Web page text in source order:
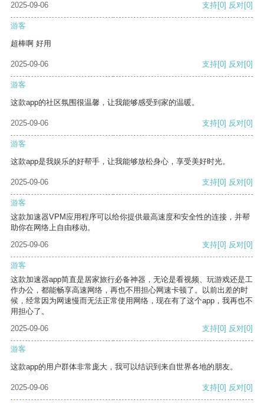
2025-09-06
支持[0] 反对[0]
游客
超棒啊 好用
2025-09-06 支持[0] 反对[0]
游客
这款app的社区氛围很温馨，让我能够感受到家的温暖。
2025-09-06 支持[0] 反对[0]
游客
这款app是我娱乐的好帮手，让我能够放松身心，享受美好时光。
2025-09-06 支持[0] 反对[0]
游客
这款加速器VPM应用程序可以给你提供最高速度和安全性的连接，并帮
助你在网络上自由移动。
2025-09-06
支持[0] 反对[0]
游客
这款加速器app简直是居家旅行必备神器，无论是看视频、玩游戏还是工
作办公，都能畅享高速网络，再也不用担心网速卡顿了。以前出差的时
候，经常因为网速慢而无法正常使用网络，现在有了这个app，我再也不
用担心了。
2025-09-06
支持[0] 反对[0]
游客
这款app的用户群体非常庞大，我可以结识到来自世界各地的朋友。
2025-09-06 支持[0] 反对[0]